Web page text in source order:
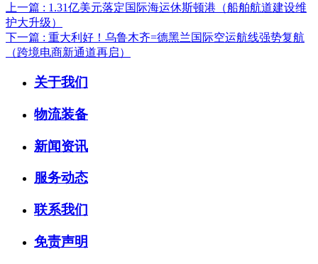
上一篇 : 1.31亿美元落定国际海运休斯顿港（船舶航道建设维
护大升级）
下一篇 : 重大利好！乌鲁木齐=德黑兰国际空运航线强势复航
（跨境电商新通道再启）
关于我们
物流装备
新闻资讯
服务动态
联系我们
免责声明